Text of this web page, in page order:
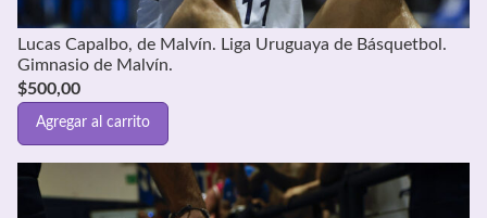
Lucas Capalbo, de Malvín. Liga Uruguaya de Básquetbol.
Gimnasio de Malvín.
$500,00
Agregar al carrito